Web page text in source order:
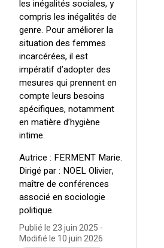
les inégalités sociales, y
compris les inégalités de
genre. Pour améliorer la
situation des femmes
incarcérées, il est
impératif d’adopter des
mesures qui prennent en
compte leurs besoins
spécifiques, notamment
en matière d’hygiène
intime.
Autrice : FERMENT Marie.
Dirigé par : NOEL Olivier,
maître de conférences
associé en sociologie
politique.
Publié le23 juin 2025 -
Modifié le 10 juin 2026